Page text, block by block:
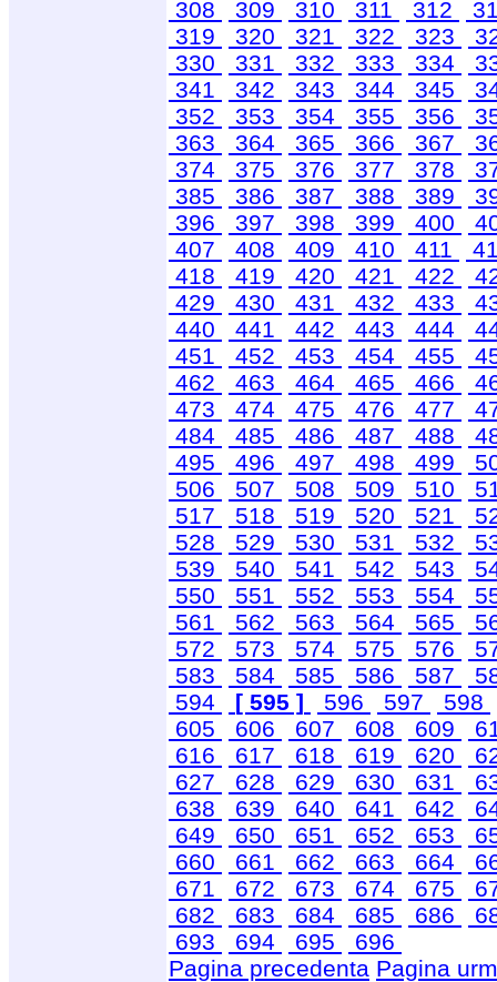
308
309 310 311 312
319
320 321 322 323
330
331 332 333 334
341
342 343 344 345
352
353 354 355 356
363
364 365 366 367
374
375 376 377 378
385
386 387 388 389
396
397 398 399 400
407
408 409 410 411
418
419 420 421 422
429
430 431 432 433
440
441 442 443 444
451
452 453 454 455
462
463 464 465 466
473
474 475 476 477
484
485 486 487 488
495
496 497 498 499
506
507 508 509 510
517
518 519 520 521
528
529 530 531 532
539
540 541 542 543
550
551 552 553 554
561
562 563 564 565
572
573 574 575 576
583
584 585 586 587
594
[ 595 ] 596 597
598
605
606 607 608 609
616
617 618 619 620
627
628 629 630 631
638
639 640 641 642
649
650 651 652 653
660
661 662 663 664
671
672 673 674 675
682
683 684 685 686
693
694 695
696
Pagina precedenta Pagina